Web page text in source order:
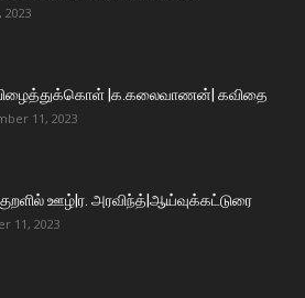
2023
பிழைத்துக்கொள் |க.கலைவாணன்| கவிதை
11, 2023
ஊழ்|ர. அரவிந்த்|ஆய்வுக்கட்டுரை
11, 2023